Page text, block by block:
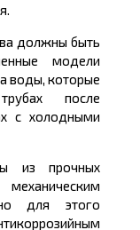
должны быть
модели
воды, которые
после
с холодными
из прочных
для этого